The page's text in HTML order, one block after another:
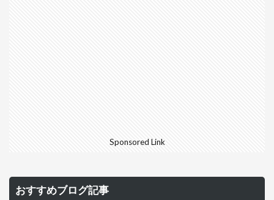
Sponsored Link
おすすめブログ記事